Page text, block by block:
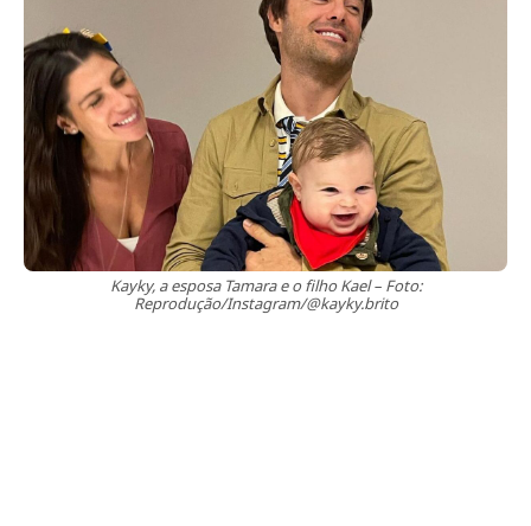
Kayky, a esposa Tamara e o filho Kael – Foto:
Reprodução/Instagram/@kayky.brito